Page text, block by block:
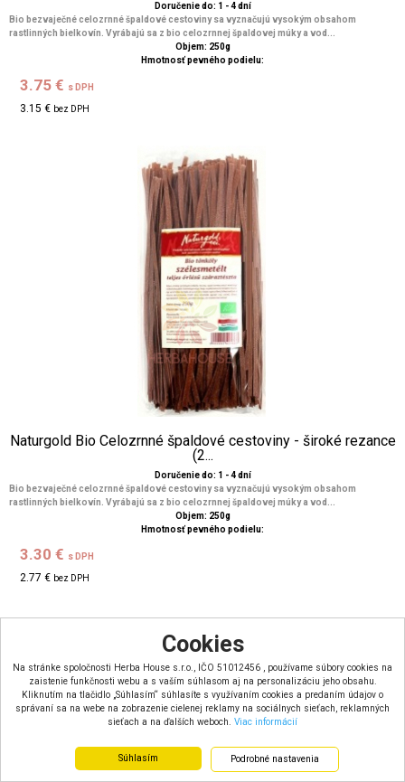
Cookies
Na stránke spoločnosti Herba House s.r.o., IČO 51012456 , používame súbory cookies na
zaistenie funkčnosti webu a s vaším súhlasom aj na personalizáciu jeho obsahu.
Kliknutím na tlačidlo „Súhlasím“ súhlasíte s využívaním cookies a predaním údajov o
správaní sa na webe na zobrazenie cielenej reklamy na sociálnych sieťach, reklamných
sieťach a na ďalších weboch. Viac informácií
Súhlasím Podrobné nastavenia
Doručenie do: 1 - 4 dní
Bio bezvaječné celozrnné špaldové cestoviny sa vyznačujú vysokým obsahom
rastlinných bielkovín. Vyrábajú sa z bio celozrnnej špaldovej múky a vod...
Objem: 250g
Hmotnosť pevného podielu:
3.75 € s DPH
3.15 € bez DPH
Naturgold Bio Celozrnné špaldové cestoviny - široké rezance
(2...
Doručenie do: 1 - 4 dní
Bio bezvaječné celozrnné špaldové cestoviny sa vyznačujú vysokým obsahom
rastlinných bielkovín. Vyrábajú sa z bio celozrnnej špaldovej múky a vod...
Objem: 250g
Hmotnosť pevného podielu:
3.30 € s DPH
2.77 € bez DPH